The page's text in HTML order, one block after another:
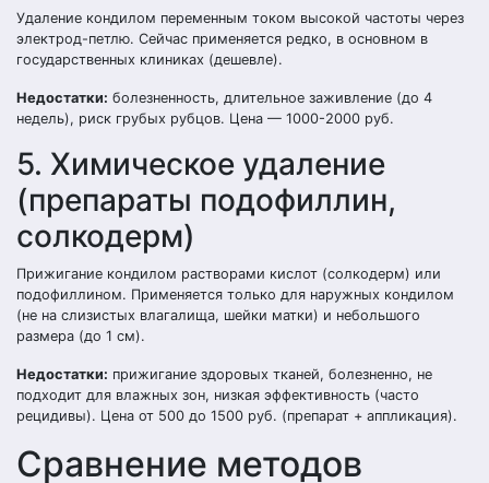
Удаление кондилом переменным током высокой частоты через
электрод-петлю. Сейчас применяется редко, в основном в
государственных клиниках (дешевле).
Недостатки: болезненность, длительное заживление (до 4
недель), риск грубых рубцов. Цена — 1000-2000 руб.
5. Химическое удаление
(препараты подофиллин,
солкодерм)
Прижигание кондилом растворами кислот (солкодерм) или
подофиллином. Применяется только для наружных кондилом
(не на слизистых влагалища, шейки матки) и небольшого
размера (до 1 см).
Недостатки: прижигание здоровых тканей, болезненно, не
подходит для влажных зон, низкая эффективность (часто
рецидивы). Цена от 500 до 1500 руб. (препарат + аппликация).
Сравнение методов